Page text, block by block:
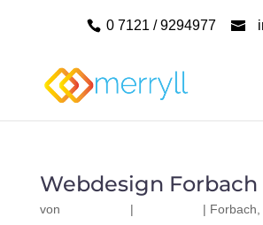
0 7121 / 9294977
Webdesign Forbach
von | | Forbach